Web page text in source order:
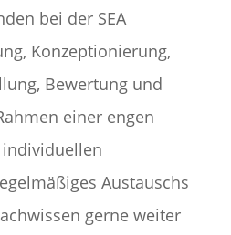
bei der SEA
Konzeptionierung,
Bewertung und
einer engen
Austauschs
gerne weiter